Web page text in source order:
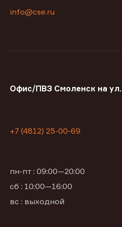
info@cse.ru
Офис/ПВЗ Смоленск на
+7 (4812) 25-00-69
пн-пт : 09:00—20:00
сб : 10:00—16:00
вс : выходной